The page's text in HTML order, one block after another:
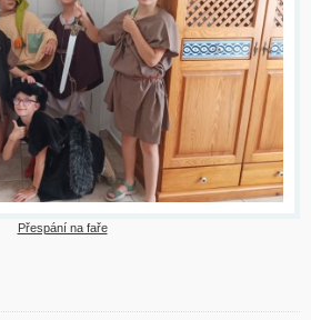
Přespání na faře